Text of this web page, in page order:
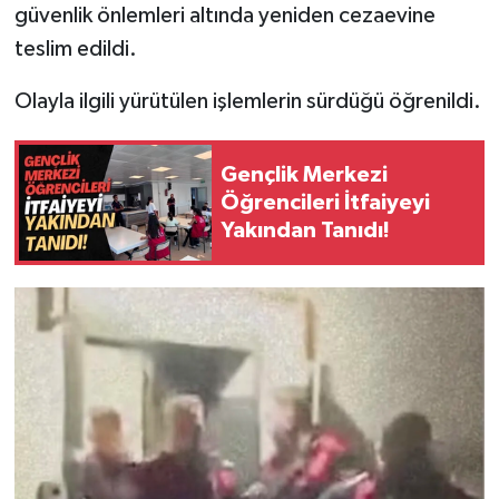
güvenlik önlemleri altında yeniden cezaevine
teslim edildi.
Olayla ilgili yürütülen işlemlerin sürdüğü öğrenildi.
Gençlik Merkezi
Öğrencileri İtfaiyeyi
Yakından Tanıdı!